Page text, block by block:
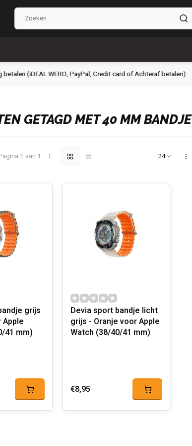
(iDEAL WERO, PayPal, Credit card of Achteraf betalen)
GETAGD MET 40 MM BANDJE
1 van 1
grijs
Apple
41 mm)
Devia sport bandje licht
grijs - Oranje voor Apple
Watch (38/40/41 mm)
€8,95